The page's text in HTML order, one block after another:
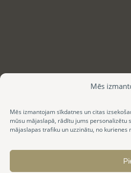
Mēs
Mēs izmantojam sīkdatnes un citas
mūsu mājaslapā, rādītu jums
mājaslapas trafiku un uzzinātu, no kurienes